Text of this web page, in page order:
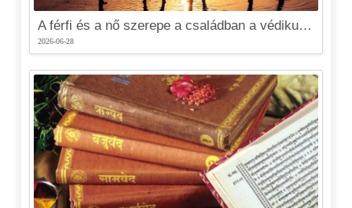
A férfi és a nő szerepe a családban a védikus kultúra alapján
2026-06-28